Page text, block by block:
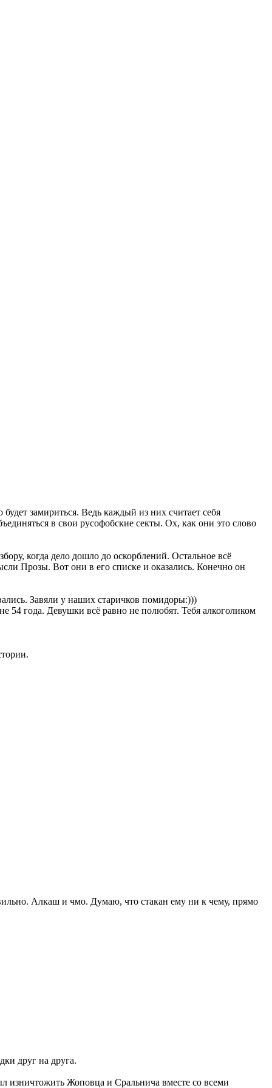
замириться. Ведь каждый из них считает себя
в свои русофобские секты. Ох, как они это слово
когда дело дошло до оскорблений. Остальное всё
Прозы. Вот они в его списке и оказались. Конечно он
Завяли у наших старичков помидоры:)))
54 года. Девушки всё равно не полюбят. Тебя алкоголиком
Алкаш и чмо. Думаю, что стакан ему ни к чему, прямо
друг на друга.
изничтожить Жоповца и Сральнича вместе со всеми